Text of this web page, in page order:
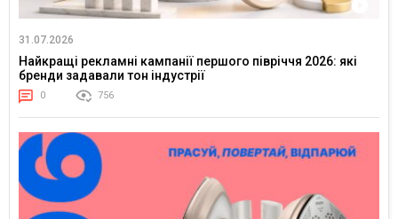
31.07.2026
Найкращі рекламні кампанії першого півріччя 2026: які
бренди задавали тон індустрії
0 756